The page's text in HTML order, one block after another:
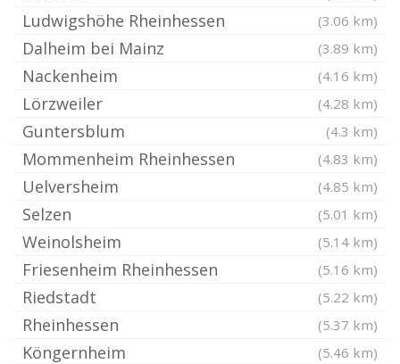
Ludwigshöhe Rheinhessen (3.06 km)
Dalheim bei Mainz (3.89 km)
Nackenheim (4.16 km)
Lörzweiler (4.28 km)
Guntersblum (4.3 km)
Mommenheim Rheinhessen (4.83 km)
Uelversheim (4.85 km)
Selzen (5.01 km)
Weinolsheim (5.14 km)
Friesenheim Rheinhessen (5.16 km)
Riedstadt (5.22 km)
Rheinhessen (5.37 km)
Köngernheim (5.46 km)